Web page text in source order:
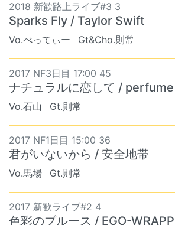
2018 新歓路上ライブ#3 3
Sparks Fly / Taylor Swift
Vo.べってぃー Gt&Cho.則常
2017 NF3日目 17:00 45
ナチュラルに恋して / perfume
Vo.石山 Gt.則常
2017 NF1日目 15:00 36
君がいないから / 安全地帯
Vo.馬場 Gt.則常
2017 新歓ライブ#2 4
色彩のブルース / EGO-